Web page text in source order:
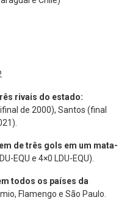
rivais do estado:
de 2000), Santos (final
de três gols em um mata-
EQU e 4×0 LDU-EQU).
todos os países da
Flamengo e São Paulo.